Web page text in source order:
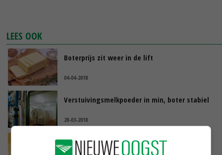
LEES OOK
Boterprijs zit weer in de lift
04-04-2018
Verstuivingsmelkpoeder in min, boter stabiel
28-03-2018
Zuivelnoteringen redelijk stabiel